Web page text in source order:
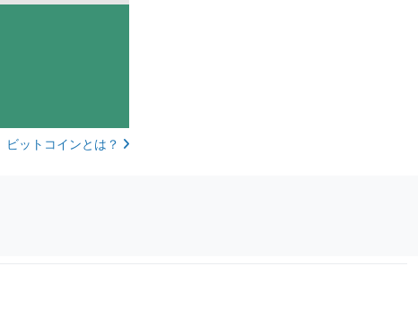
ビットコインとは？